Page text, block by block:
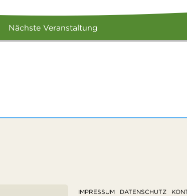
Nächste Veranstaltung
IMPRESSUM DATENSCHUTZ